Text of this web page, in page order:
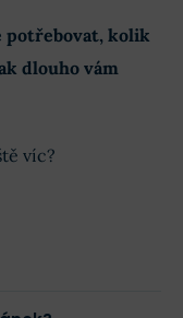
potřebovat, kolik
dlouho vám
víc?